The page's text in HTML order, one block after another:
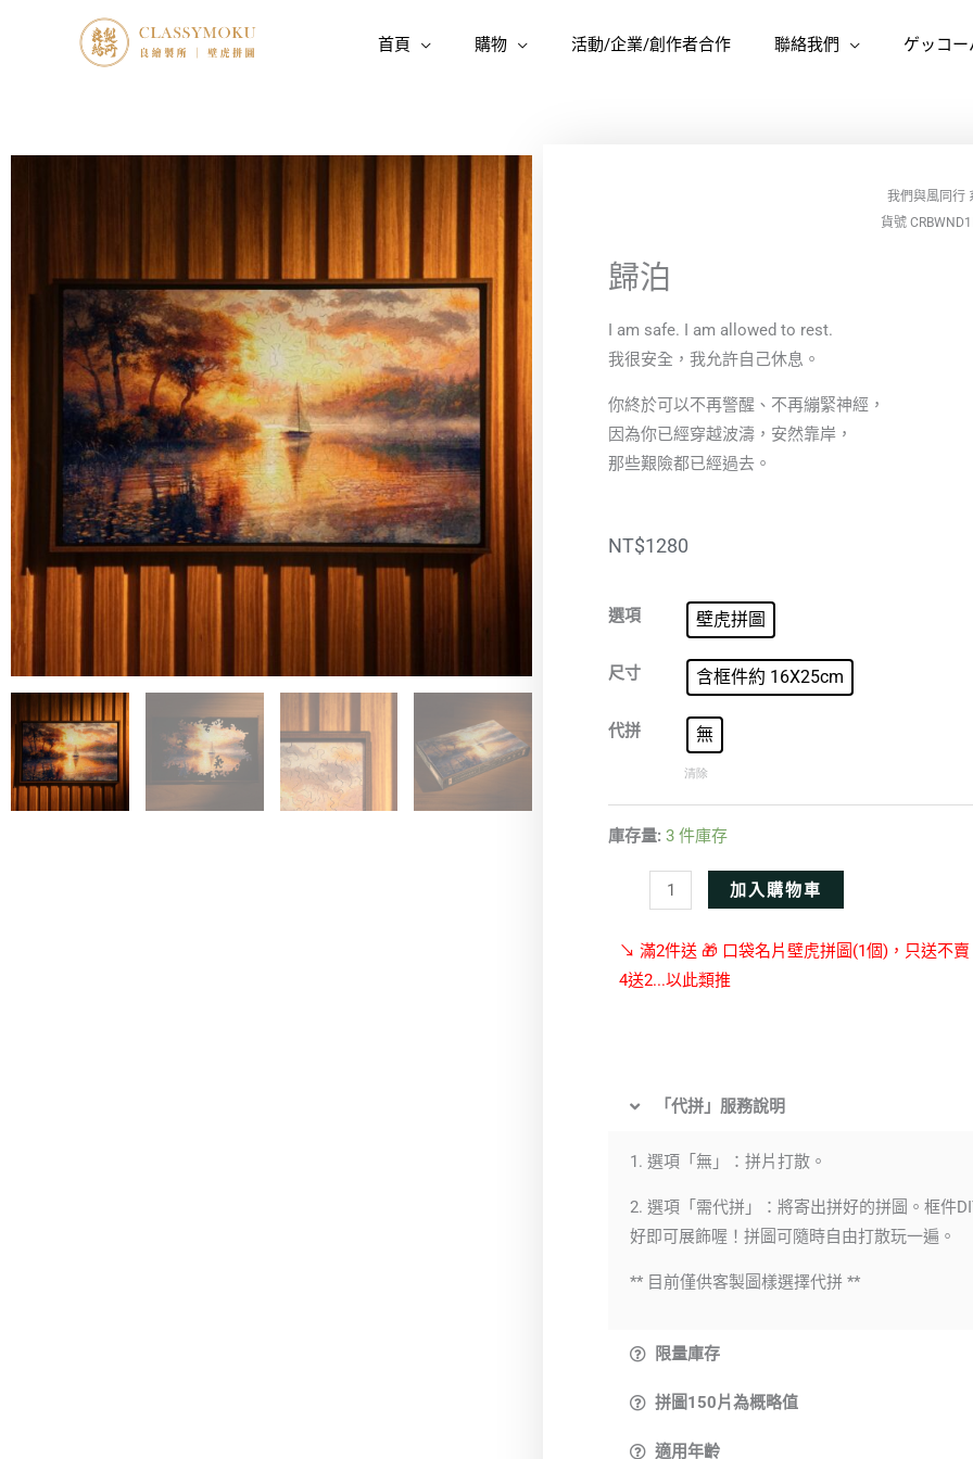
容
首頁 購物 活動/企業/創作者合作 聯絡我們 ゲッコ
我們與風同行
貨號
歸泊
I am safe. I am allowed to rest.
我很安全，我允許自己休息。
你終於可以不再警醒、不再繃緊神經，
因為你已經穿越波濤，安然靠岸，
那些艱險都已經過去。
NT$1280
選項 壁虎拼圖
尺寸 含框件約 16X25cm
代拼 無
清除
庫存量: 3 件庫存
歸
數
加入購物車
↘ 滿2件送 🎁 口袋名片壁虎拼圖(1個)，只送不
4送2...以此類推
「代拼」服務說明
1. 選項「無」：拼片打散。
2. 選項「需代拼」：將寄出拼好的拼圖。框件
好即可展飾喔！拼圖可隨時自由打散玩一遍。
** 目前僅供客製圖樣選擇代拼 **
限量庫存
拼圖150片為概略值
適用年齡